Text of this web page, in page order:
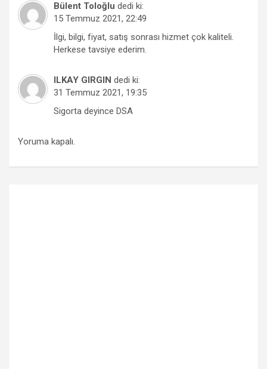
Bülent Toloğlu dedi ki:
15 Temmuz 2021, 22:49
İlgi, bilgi, fiyat, satış sonrası hizmet çok kaliteli.
Herkese tavsiye ederim.
ILKAY GIRGIN dedi ki:
31 Temmuz 2021, 19:35
Sigorta deyince DSA
Yoruma kapalı.